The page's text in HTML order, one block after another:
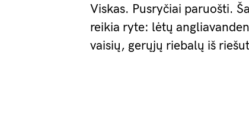
Viskas. Pusryčiai paruošti.
reikia ryte: lėtų
vaisių, gerųjų riebalų iš